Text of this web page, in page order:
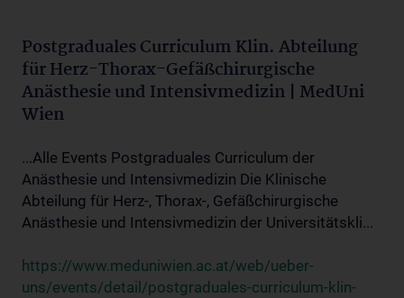
Postgraduales Curriculum Klin. Abteilung
für Herz-Thorax-Gefäßchirurgische
Anästhesie und Intensivmedizin | MedUni
Wien
...Alle Events Postgraduales Curriculum der
Anästhesie und Intensivmedizin Die Klinische
Abteilung für Herz-, Thorax-, Gefäßchirurgische
Anästhesie und Intensivmedizin der Universitätskli...
https://www.meduniwien.ac.at/web/ueber-
uns/events/detail/postgraduales-curriculum-klin-